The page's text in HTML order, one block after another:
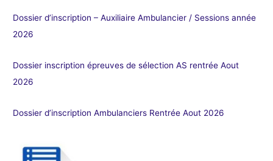
Dossier d’inscription – Auxiliaire Ambulancier / Sessions année
2026
Dossier inscription épreuves de sélection AS rentrée Aout
2026
Dossier d’inscription Ambulanciers Rentrée Aout 2026